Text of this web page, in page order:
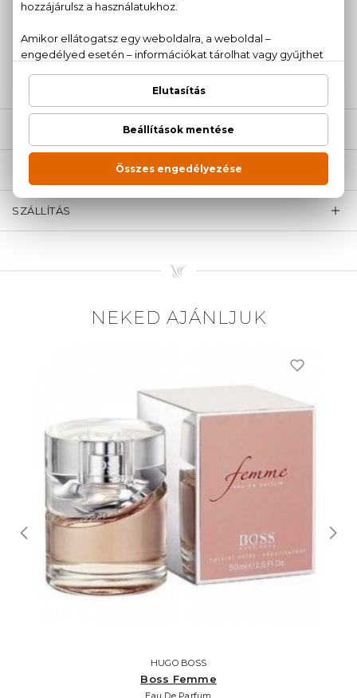
100% eredeti termékek,14 napos visszaküldési
Kérdésed van, elakadtál? Hívd ügyfélszolgálatunkat:
20 779 1924
SZÁLLÍTÁS
NEKED AJÁNLJUK
HUGO BOSS
Boss Femme
Eau De Parfum